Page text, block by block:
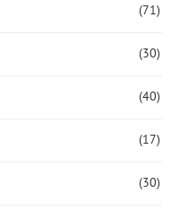
(71)
(30)
(40)
(17)
(30)